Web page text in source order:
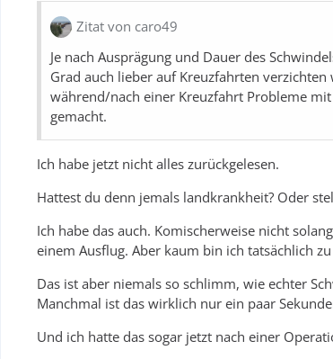
Zitat von caro49
Je nach Ausprägung und Dauer des
Grad auch lieber auf Kreuzfahrten
während/nach einer Kreuzfahrt Probleme
gemacht.
Ich habe jetzt nicht alles zurückgelesen.
Hattest du denn jemals landkrankheit? Oder
Ich habe das auch. Komischerweise nicht
einem Ausflug. Aber kaum bin ich tatsächlich
Das ist aber niemals so schlimm, wie echter
Manchmal ist das wirklich nur ein paar
Und ich hatte das sogar jetzt nach einer